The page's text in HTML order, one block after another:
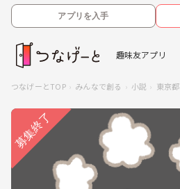
アプリを入手
趣味友アプリ
つなげーとTOP みんなで創る 小説 東京都